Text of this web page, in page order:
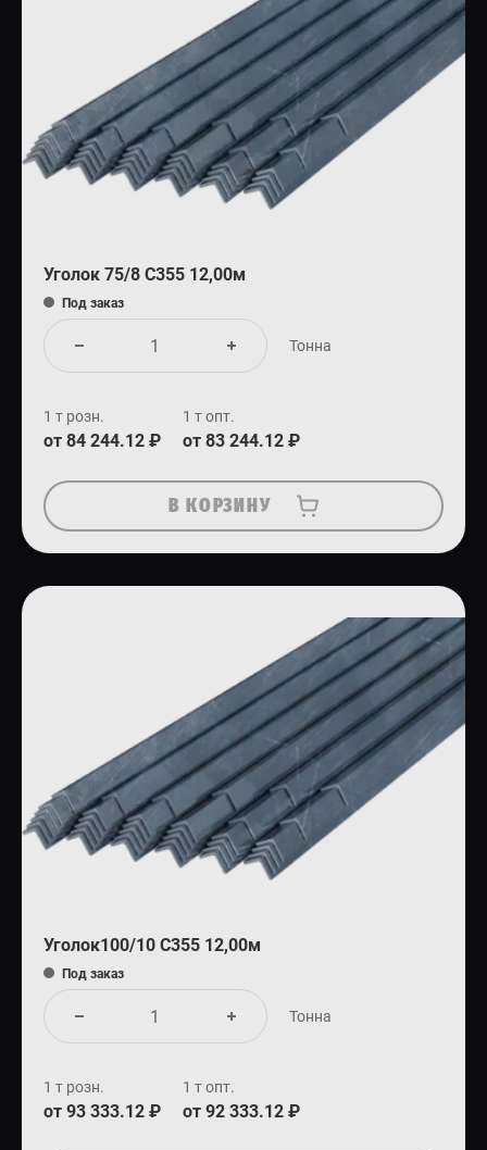
Уголок 75/8 С355 12,00м
Под заказ
Тонна
1 т розн.
от 84 244.12 ₽
1 т опт.
от 83 244.12 ₽
В КОРЗИНУ
Уголок100/10 С355 12,00м
Под заказ
Тонна
1 т розн.
от 93 333.12 ₽
1 т опт.
от 92 333.12 ₽